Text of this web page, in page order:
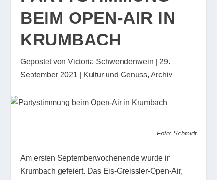
BEIM OPEN-AIR IN
KRUMBACH
Gepostet vonVictoria Schwendenwein
29.
September 2021
Kultur und Genuss,Archiv
Foto: Schmidt
Am ersten Septemberwochenende wurde in
Krumbach gefeiert. Das Eis-Greissler-Open-Air,